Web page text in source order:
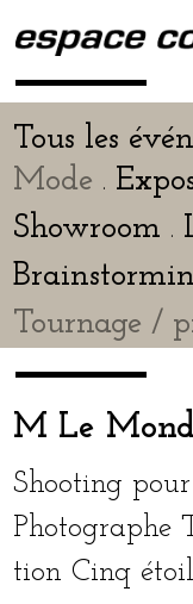
Tous les
Mode .
Showroom .
Tournage /
M Le
Shooting
Photographe
tion Cinq